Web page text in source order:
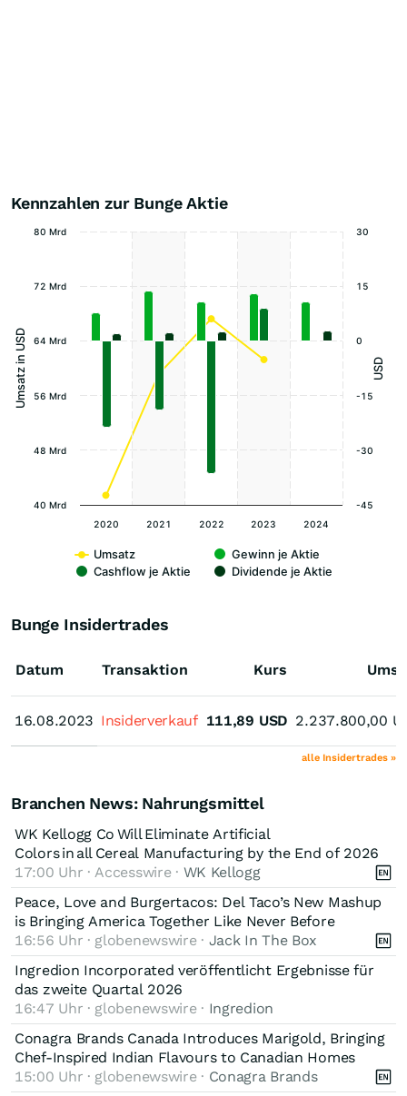
Kennzahlen zur Bunge Aktie
Umsatz in USD USD
Umsatz
Gewinn je Aktie
Cashflow je Aktie
Dividende je Aktie
2020 2021 2022 2023 2024
40 Mrd
48 Mrd
56 Mrd
64 Mrd
72 Mrd
80 Mrd
-45
-30
-15
0
15
30
Bunge Insidertrades
Datum
16.08.2023
Transaktion Kurs
16.08.2023 Insiderverkauf 111,89 USD 2.237.800,00
alle Insidertrades »
Branchen News: Nahrungsmittel
WK Kellogg Co Will Eliminate Artificial
Colors in all Cereal Manufacturing by the End of 2026
17:00 Uhr · Accesswire · WK Kellogg
Peace, Love and Burgertacos: Del Taco’s New Mashup
is Bringing America Together Like Never Before
16:56 Uhr · globenewswire · Jack In The Box
Ingredion Incorporated veröffentlicht Ergebnisse für
das zweite Quartal 2026
16:47 Uhr · globenewswire · Ingredion
Conagra Brands Canada Introduces Marigold, Bringing
Chef-Inspired Indian Flavours to Canadian Homes
15:00 Uhr · globenewswire · Conagra Brands